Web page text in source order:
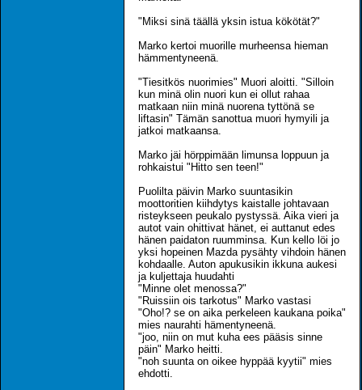
"Miksi sinä täällä yksin istua kökötät?"
Marko kertoi muorille murheensa hieman
hämmentyneenä.
"Tiesitkös nuorimies" Muori aloitti. "Silloin
kun minä olin nuori kun ei ollut rahaa
matkaan niin minä nuorena tyttönä se
liftasin" Tämän sanottua muori hymyili ja
jatkoi matkaansa.
Marko jäi hörppimään limunsa loppuun ja
rohkaistui "Hitto sen teen!"
Puolilta päivin Marko suuntasikin
moottoritien kiihdytys kaistalle johtavaan
risteykseen peukalo pystyssä. Aika vieri ja
autot vain ohittivat hänet, ei auttanut edes
hänen paidaton ruumminsa. Kun kello löi jo
yksi hopeinen Mazda pysähty vihdoin hänen
kohdaalle. Auton apukusikin ikkuna aukesi
ja kuljettaja huudahti
"Minne olet menossa?"
"Ruissiin ois tarkotus" Marko vastasi
"Oho!? se on aika perkeleen kaukana poika"
mies naurahti hämentyneenä.
"joo, niin on mut kuha ees pääsis sinne
päin" Marko heitti.
"noh suunta on oikee hyppää kyytii" mies
ehdotti.